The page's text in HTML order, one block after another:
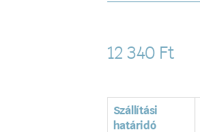
12 340 Ft
Szállítási
határidó